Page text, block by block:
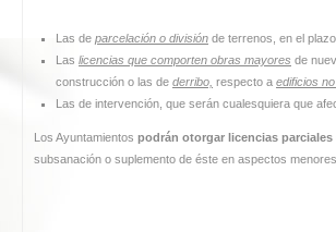
Las de parcelación o división de terrenos, en el
Las licencias que comporten obras mayores de
construcción o las de derribo, respecto a edificios
Las de intervención, que serán cualesquiera que
Los Ayuntamientos podrán otorgar licencias parciales
subsanación o suplemento de éste en aspectos